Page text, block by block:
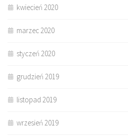
kwiecień 2020
marzec 2020
styczeń 2020
grudzień 2019
listopad 2019
wrzesień 2019